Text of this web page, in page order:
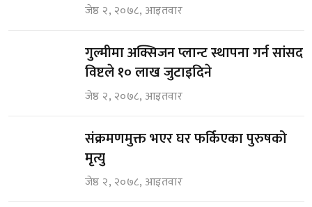
जेष्ठ २, २०७८, आइतवार
गुल्मीमा अक्सिजन प्लान्ट स्थापना गर्न सांसद
विष्टले १० लाख जुटाइदिने
जेष्ठ २, २०७८, आइतवार
संक्रमणमुक्त भएर घर फर्किएका पुरुषको
मृत्यु
जेष्ठ २, २०७८, आइतवार